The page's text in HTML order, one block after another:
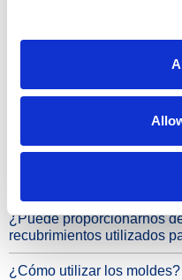
Preguntas
¿Puede proporcionarnos
recubrimientos utilizados
¿Cómo utilizar los moldes?